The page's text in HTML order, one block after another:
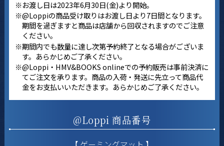
※お渡し日は2023年6月30日(金)より開始。
※@Loppiの商品受け取りはお渡し日より7日間となります。
期間を過ぎますと商品は店舗から回収されますのでご注意
ください。
※期間内でも数量に達し次第予約終了となる場合がございま
す。あらかじめご了承ください。
※@Loppi・HMV&BOOKS onlineでの予約販売は事前決済に
てご注文を承ります。商品の入荷・発送に先立って商品代
金をお支払いいただきます。あらかじめご了承ください。
@Loppi 商品番号